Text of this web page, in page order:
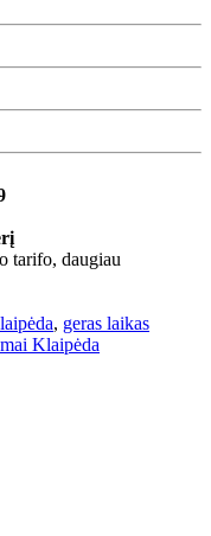
tarifo, daugiau
, geras laikas
Klaipėda